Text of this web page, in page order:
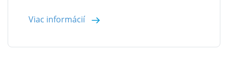
Viac informácií